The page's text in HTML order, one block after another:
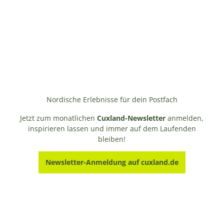
Nordische Erlebnisse für dein Postfach
Jetzt zum monatlichenCuxland-Newsletter anmelden,
inspirieren lassen und immer auf dem Laufenden
bleiben!
Newsletter-Anmeldung auf cuxland.de